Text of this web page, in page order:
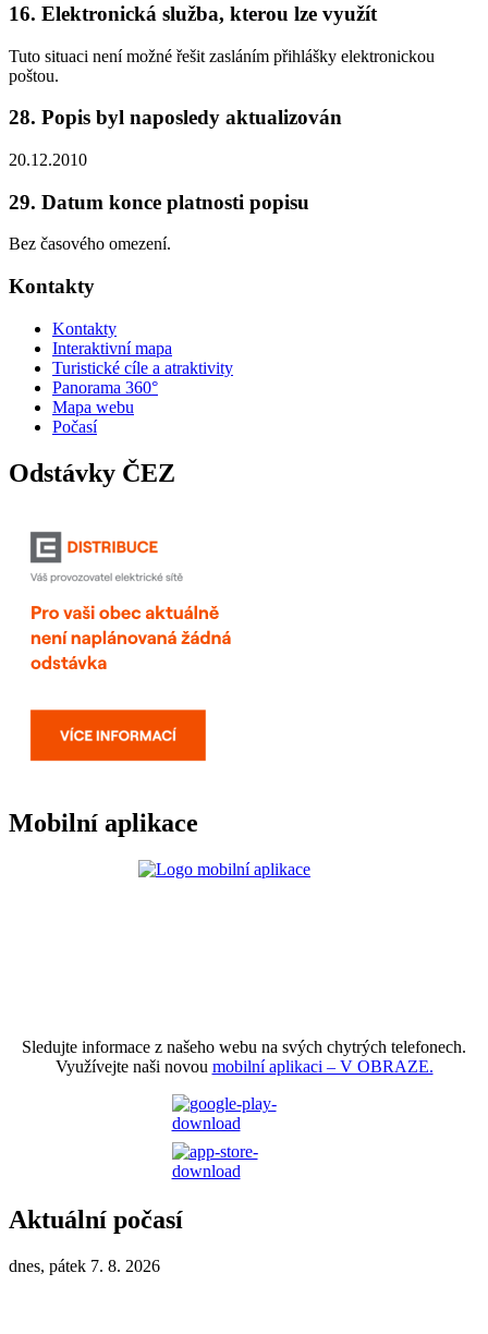
16. Elektronická služba, kterou lze využít
Tuto situaci není možné řešit zasláním přihlášky elektronickou
poštou.
28. Popis byl naposledy aktualizován
20.12.2010
29. Datum konce platnosti popisu
Bez časového omezení.
Kontakty
Kontakty
Interaktivní mapa
Turistické cíle a atraktivity
Panorama 360°
Mapa webu
Počasí
Odstávky ČEZ
Mobilní aplikace
Sledujte informace z našeho webu na svých chytrých telefonech.
Využívejte naši novou mobilní aplikaci – V OBRAZE.
Aktuální počasí
dnes, pátek 7. 8. 2026